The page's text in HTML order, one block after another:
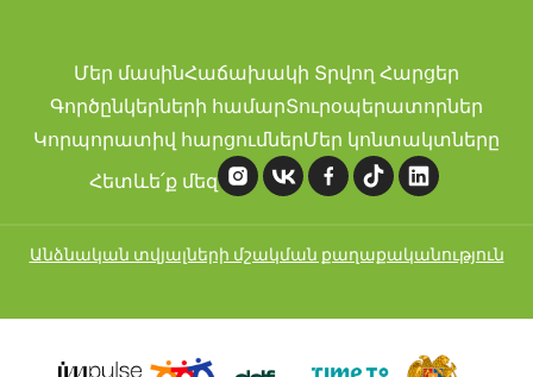
Մեր մասինՀաճախակի Տրվող Հարցեր
Գործընկերների համարՏուրօպերատորներ
Կորպորատիվ հարցումներՄեր կոնտակտները
Հետևե՛ք մեզ
Անձնական տվյալների մշակման քաղաքականություն